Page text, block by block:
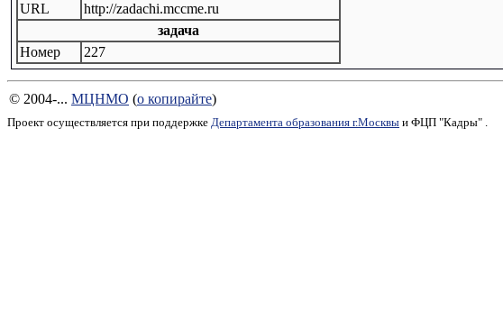
URL
http://zadachi.mccme.ru
задача
Номер
227
© 2004-... МЦНМО (о копирайте)
Проект осуществляется при поддержке Департамента образования г.Москвы и ФЦП "Кадры" .